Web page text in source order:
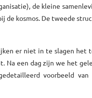
de kleine
de kosmos. De tweede
er niet in te slagen het
Na een dag zijn we het
voorbeeld